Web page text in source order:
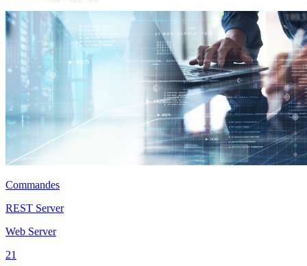
Commandes
REST Server
Web Server
21